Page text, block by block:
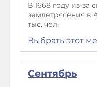
В 1668 году из-за
землетрясения в
тыс. чел.
Выбрать этот
Сентябрь